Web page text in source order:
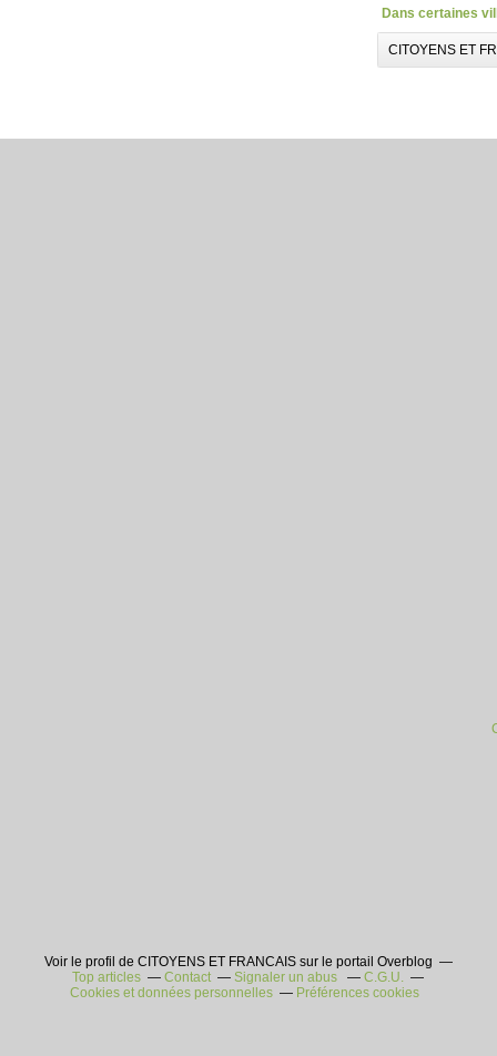
Dans certaines
CITOYENS ET
Voir le profil de CITOYENS ET FRANCAIS sur le portail Overblog
Top articles
Contact Signaler un abus
C.G.U.
Cookies et données personnelles
Préférences cookies